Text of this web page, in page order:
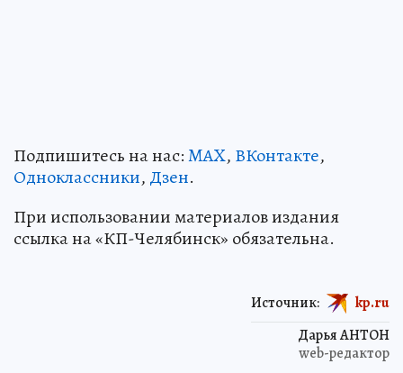
Подпишитесь на нас:MAX, ВКонтакте,
Одноклассники, Дзен.
При использовании материалов издания
ссылка на «КП-Челябинск» обязательна.
Дарья АНТОН
web-редактор
Источник: kp.ru